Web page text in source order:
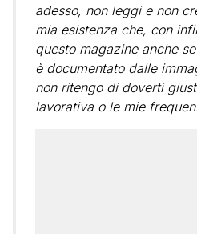
adesso, non leggi e non
mia esistenza che, con
questo magazine anche
è documentato dalle
non ritengo di doverti
lavorativa o le mie